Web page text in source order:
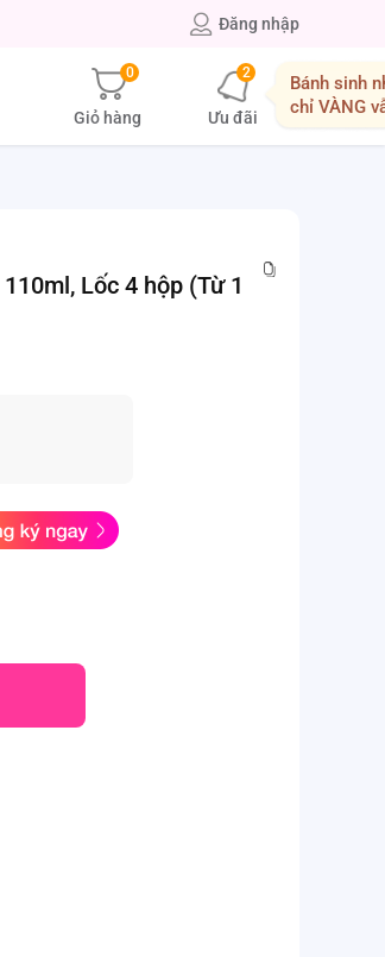
Đăng nhập
0
Giỏ hàng
2
Ưu đãi
Bánh sinh
chỉ VÀNG
Lốc 4 hộp (Từ 1